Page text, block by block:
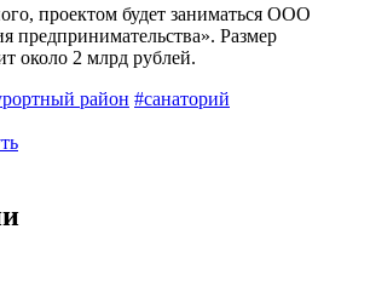
проектом будет заниматься ООО
предпринимательства». Размер
около 2 млрд рублей.
район #санаторий